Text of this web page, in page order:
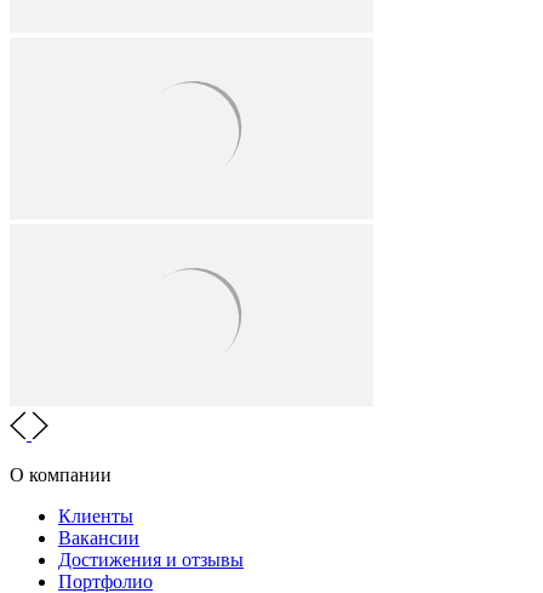
О компании
Клиенты
Вакансии
Достижения и отзывы
Портфолио